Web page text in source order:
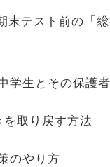
末テスト前の「
学生とその保護者
を取り戻す方法
のやり方